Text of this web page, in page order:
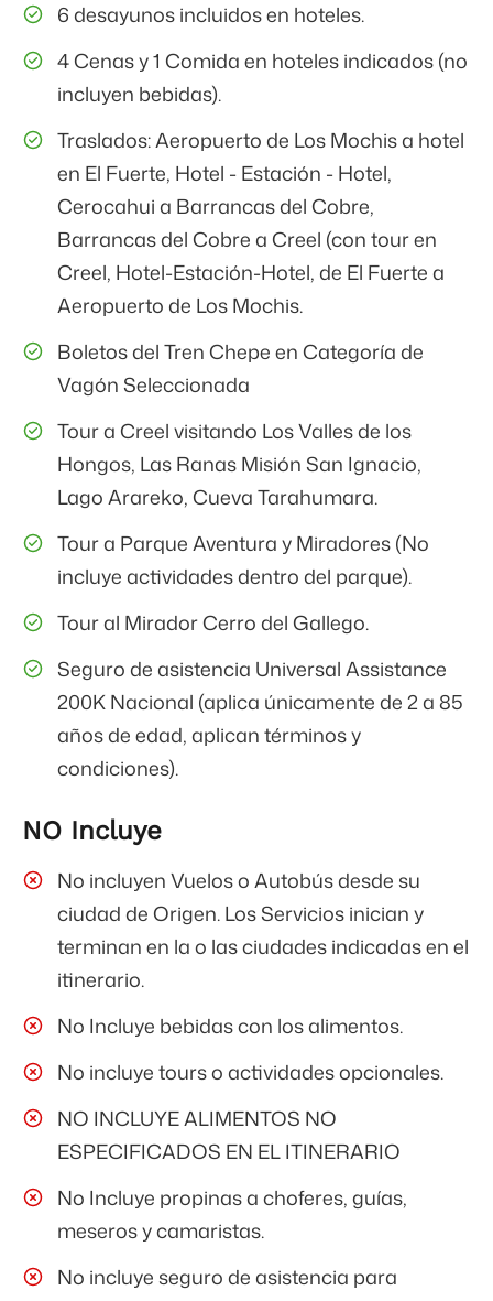
6 desayunos incluidos en hoteles.
4 Cenas y 1 Comida en hoteles indicados (no
incluyen bebidas).
Traslados: Aeropuerto de Los Mochis a hotel
en El Fuerte, Hotel - Estación - Hotel,
Cerocahui a Barrancas del Cobre,
Barrancas del Cobre a Creel (con tour en
Creel, Hotel-Estación-Hotel, de El Fuerte a
Aeropuerto de Los Mochis.
Boletos del Tren Chepe en Categoría de
Vagón Seleccionada
Tour a Creel visitando Los Valles de los
Hongos, Las Ranas Misión San Ignacio,
Lago Arareko, Cueva Tarahumara.
Tour a Parque Aventura y Miradores (No
incluye actividades dentro del parque).
Tour al Mirador Cerro del Gallego.
Seguro de asistencia Universal Assistance
200K Nacional (aplica únicamente de 2 a 85
años de edad, aplican términos y
condiciones).
NO Incluye
No incluyen Vuelos o Autobús desde su
ciudad de Origen. Los Servicios inician y
terminan en la o las ciudades indicadas en el
itinerario.
No Incluye bebidas con los alimentos.
No incluye tours o actividades opcionales.
NO INCLUYE ALIMENTOS NO
ESPECIFICADOS EN EL ITINERARIO
No Incluye propinas a choferes, guías,
meseros y camaristas.
No incluye seguro de asistencia para